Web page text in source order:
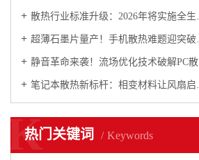
散热行业标准升级：2026年将实施全生命周期碳核查
超薄石墨片量产！手机散热难题迎突破性解决方案
静音革命来袭！流场优化技术破解PC散热“不可能三角”
笔记本散热新标杆：相变材料让风扇启动频率降60%
热门关键词 Keywords
K